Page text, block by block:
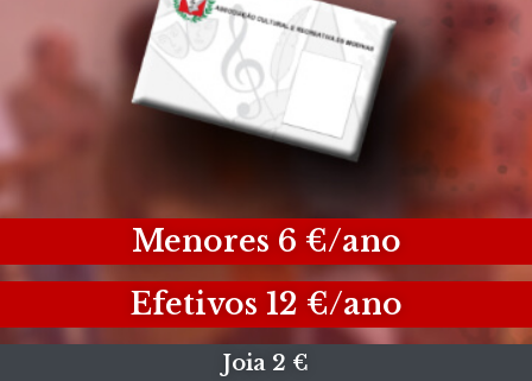
Menores 6 €/ano
Efetivos 12 €/ano
Joia 2 €